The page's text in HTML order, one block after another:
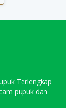
Terlengkap
pupuk dan